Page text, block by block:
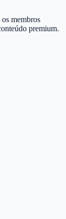
membros
premium.